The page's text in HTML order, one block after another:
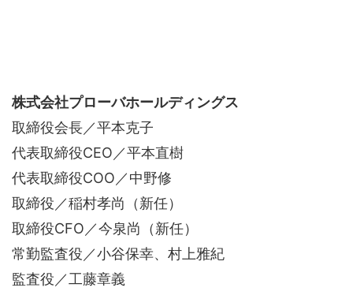
株式会社プローバホールディングス
取締役会長／平本克子
代表取締役CEO／平本直樹
代表取締役COO／中野修
取締役／稲村孝尚（新任）
取締役CFO／今泉尚（新任）
常勤監査役／小谷保幸、村上雅紀
監査役／工藤章義